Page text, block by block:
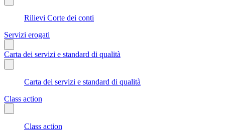
Rilievi Corte dei conti
Servizi erogati
Carta dei servizi e standard di qualità
Carta dei servizi e standard di qualità
Class action
Class action